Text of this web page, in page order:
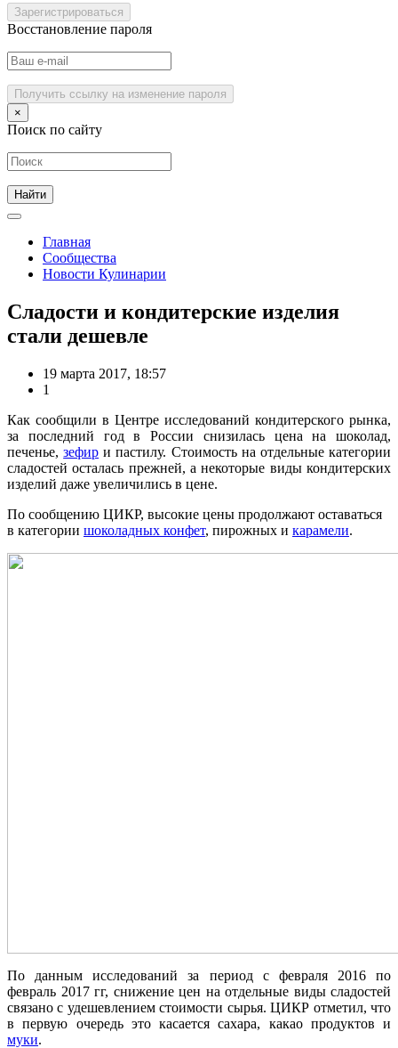
Зарегистрироваться
Восстановление пароля
Получить ссылку на изменение пароля
×
Поиск по сайту
Главная
Сообщества
Новости Кулинарии
Сладости и кондитерские изделия
стали дешевле
19 марта 2017, 18:57
1
Как сообщили в Центре исследований кондитерского рынка,
за последний год в России снизилась цена на шоколад,
печенье,зефир и пастилу. Стоимость на отдельные категории
сладостей осталась прежней, а некоторые виды кондитерских
изделий даже увеличились в цене.
По сообщению ЦИКР, высокие цены продолжают оставаться
в категории шоколадных конфет, пирожных и карамели.
По данным исследований за период с февраля 2016 по
февраль 2017 гг, снижение цен на отдельные виды сладостей
связано с удешевлением стоимости сырья. ЦИКР отметил, что
в первую очередь это касается сахара, какао продуктов и
муки.